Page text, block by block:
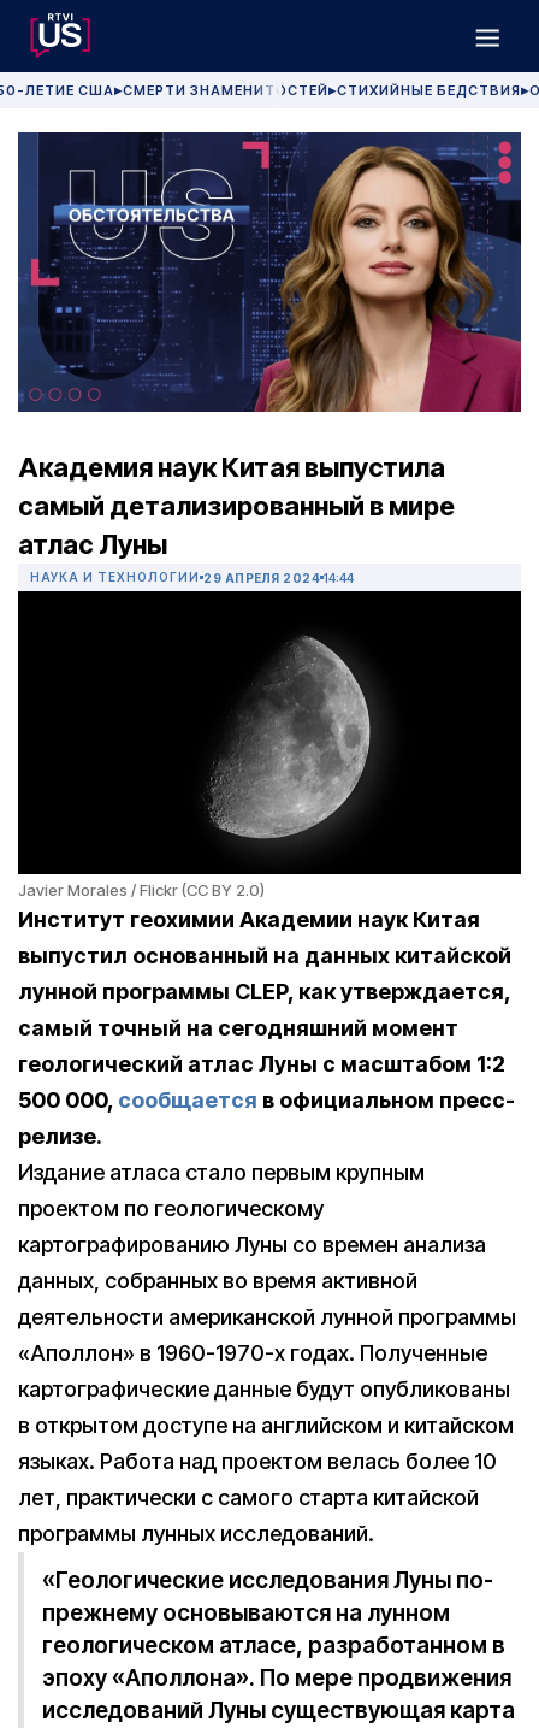
ЛЕТИЕ США▶СМЕРТИ ЗНАМЕНИТОСТЕЙ▶СТИХИЙНЫЕ БЕДСТВИЯ▶
Академия наук Китая выпустила
самый детализированный в мире
атлас Луны
НАУКА И ТЕХНОЛОГИИ 29 АПРЕЛЯ 2024 14:44
Javier Morales / Flickr (CC BY 2.0)
Институт геохимии Академии наук Китая
выпустил основанный на данных китайской
лунной программы CLEP, как утверждается,
самый точный на сегодняшний момент
геологический атлас Луны с масштабом 1:2
500 000, сообщается в официальном пресс-
релизе.
Издание атласа стало первым крупным
проектом по геологическому
картографированию Луны со времен анализа
данных, собранных во время активной
деятельности американской лунной программы
«Аполлон» в 1960-1970-х годах. Полученные
картографические данные будут опубликованы
в открытом доступе на английском и китайском
языках. Работа над проектом велась более 10
лет, практически с самого старта китайской
программы лунных исследований.
«Геологические исследования Луны по-
прежнему основываются на лунном
геологическом атласе, разработанном в
эпоху «Аполлона». По мере продвижения
исследований Луны существующая карта